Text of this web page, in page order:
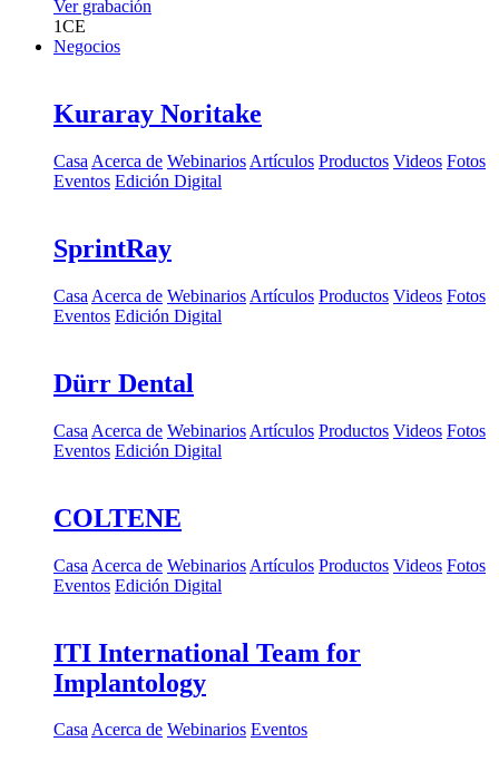
Ver grabación
1CE
Negocios
Kuraray Noritake
Casa Acerca de Webinarios Artículos Productos Videos Fotos
Eventos Edición Digital
SprintRay
Casa Acerca de Webinarios Artículos Productos Videos Fotos
Eventos Edición Digital
Dürr Dental
Casa Acerca de Webinarios Artículos Productos Videos Fotos
Eventos Edición Digital
COLTENE
Casa Acerca de Webinarios Artículos Productos Videos Fotos
Eventos Edición Digital
ITI International Team for
Implantology
CasaAcerca de Webinarios Eventos